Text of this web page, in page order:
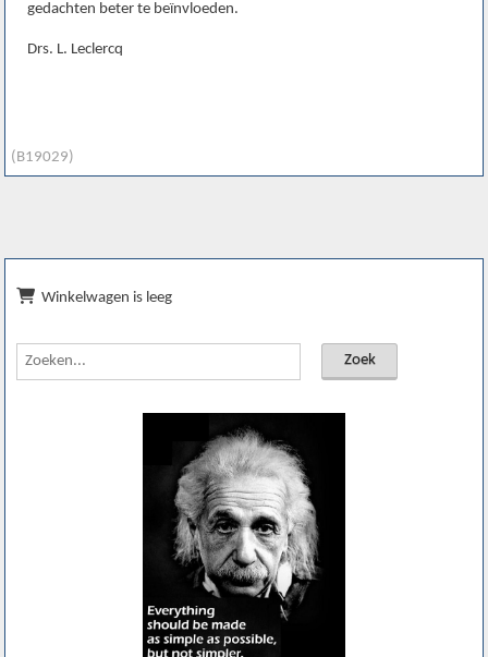
(B19029)
gedachten beter te beïnvloeden.
Drs. L. Leclercq
Winkelwagen is leeg